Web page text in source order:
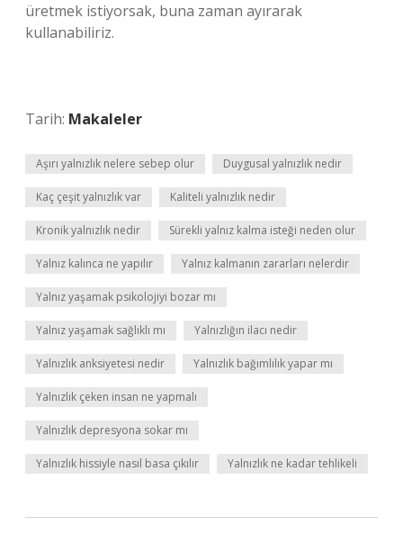
üretmek istiyorsak, buna zaman ayırarak
kullanabiliriz.
Tarih: Makaleler
Aşırı yalnızlık nelere sebep olur Duygusal yalnızlık nedir
Kaç çeşit yalnızlık var Kaliteli yalnızlık nedir
Kronik yalnızlık nedir Sürekli yalnız kalma isteği neden olur
Yalnız kalınca ne yapılır Yalnız kalmanın zararları nelerdir
Yalnız yaşamak psikolojiyi bozar mı
Yalnız yaşamak sağlıklı mı Yalnızlığın ilacı nedir
Yalnızlık anksiyetesi nedir Yalnızlık bağımlılık yapar mı
Yalnızlık çeken insan ne yapmalı
Yalnızlık depresyona sokar mı
Yalnızlık hissiyle nasıl basa çıkılır Yalnızlık ne kadar tehlikeli